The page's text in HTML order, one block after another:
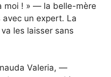
moi ! » — la belle-mère
un expert. La
les laisser sans
Valeria, —